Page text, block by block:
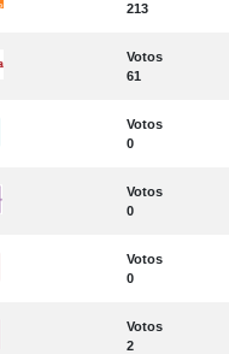
213
Votos
61
Votos
0
Votos
0
Votos
0
Votos
2